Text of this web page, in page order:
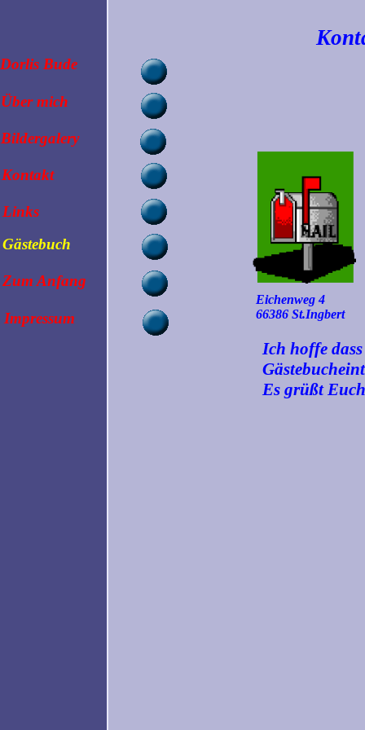
Eichenweg 4
66386 St.Ingbert
Dorlis Bude
Über mich
Bildergalery
Gästebuch
Zum Anfang
Links
Ich hoffe
Es grüßt
Kontakt
Impressum